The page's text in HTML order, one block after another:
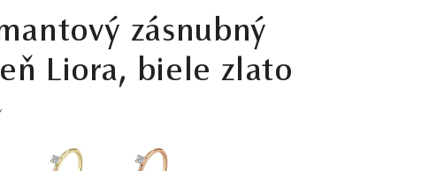
zásnubný
Liora, biele zlato